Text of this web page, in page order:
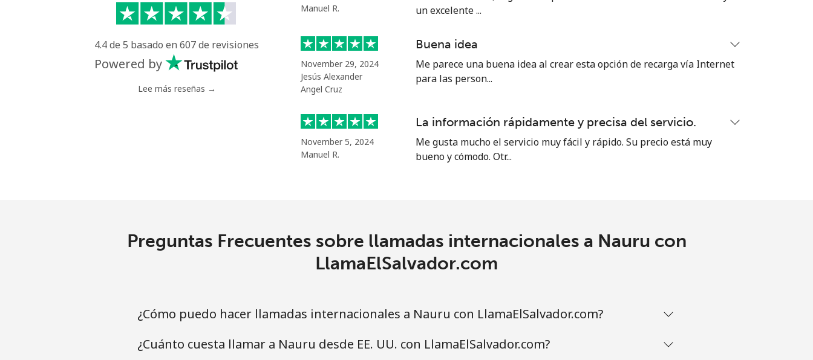
Línea fija
Nigeria
46 min por ⁦$10⁩ -
60 min por ⁦$10⁩
Norfolk Island
North Korea
All country ⁦73.9¢⁩ 13 min por ⁦$10⁩
4.4 de 5 basado en 607 de revisiones
Powered by
Lee más reseñas →
Manuel R.
un excelente ...
November 29, 2024
Jesús Alexander
Angel Cruz
Buena idea
Me parece una buena idea al crear esta opción de recarga vía Internet
para las person...
November 5, 2024
Manuel R.
La información rápidamente y precisa del servicio.
Me gusta mucho el servicio muy fácil y rápido. Su precio está muy
bueno y cómodo. Otr...
Preguntas Frecuentes sobre llamadas internacionales a Nauru con
LlamaElSalvador.com
¿Cómo puedo hacer llamadas internacionales a Nauru con LlamaElSalvador.com?
¿Cuánto cuesta llamar a Nauru desde EE. UU. con LlamaElSalvador.com?